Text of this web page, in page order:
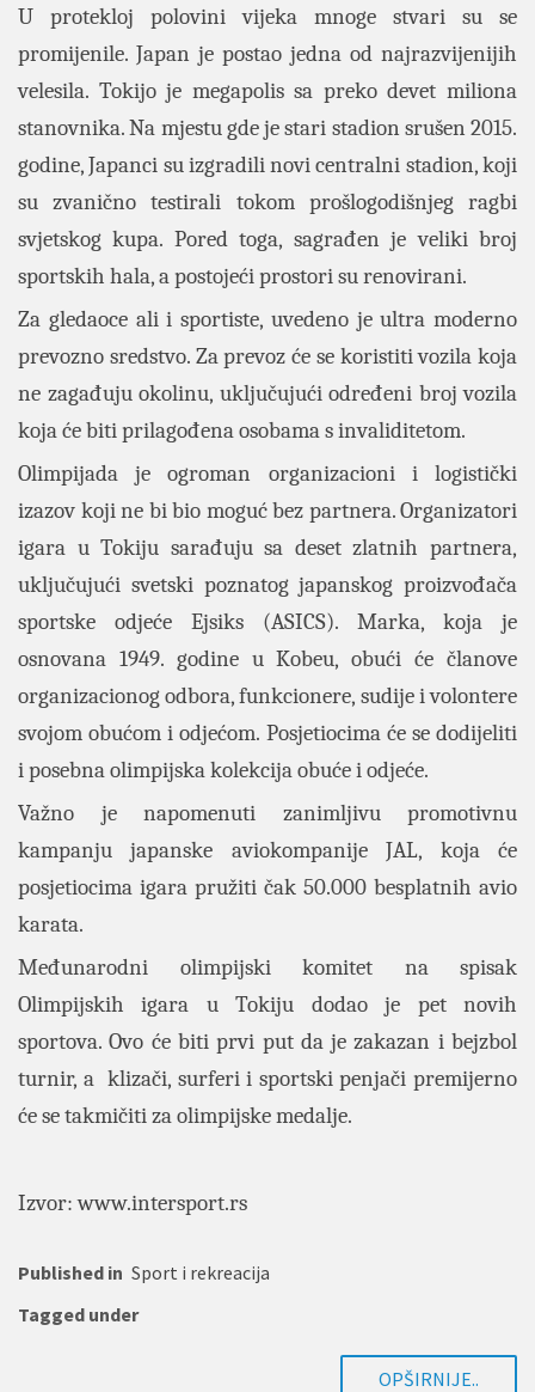
U protekloj polovini vijeka mnoge stvari su se
promijenile. Japan je postao jedna od najrazvijenijih
velesila. Tokijo je megapolis sa preko devet miliona
stanovnika. Na mjestu gde je stari stadion srušen 2015.
godine, Japanci su izgradili novi centralni stadion, koji
su zvanično testirali tokom prošlogodišnjeg ragbi
svjetskog kupa. Pored toga, sagrađen je veliki broj
sportskih hala, a postojeći prostori su renovirani.
Za gledaoce ali i sportiste, uvedeno je ultra moderno
prevozno sredstvo. Za prevoz će se koristiti vozila koja
ne zagađuju okolinu, uključujući određeni broj vozila
koja će biti prilagođena osobama s invaliditetom.
Olimpijada je ogroman organizacioni i logistički
izazov koji ne bi bio moguć bez partnera. Organizatori
igara u Tokiju sarađuju sa deset zlatnih partnera,
uključujući svetski poznatog japanskog proizvođača
sportske odjeće Ejsiks (ASICS). Marka, koja je
osnovana 1949. godine u Kobeu, obući će članove
organizacionog odbora, funkcionere, sudije i volontere
svojom obućom i odjećom. Posjetiocima će se dodijeliti
i posebna olimpijska kolekcija obuće i odjeće.
Važno je napomenuti zanimljivu promotivnu
kampanju japanske aviokompanije JAL, koja će
posjetiocima igara pružiti čak 50.000 besplatnih avio
karata.
Međunarodni olimpijski komitet na spisak
Olimpijskih igara u Tokiju dodao je pet novih
sportova. Ovo će biti prvi put da je zakazan i bejzbol
turnir, a klizači, surferi i sportski penjači premijerno
će se takmičiti za olimpijske medalje.
Izvor: www.intersport.rs
Published in Sport i rekreacija
Tagged under
OPŠIRNIJE..